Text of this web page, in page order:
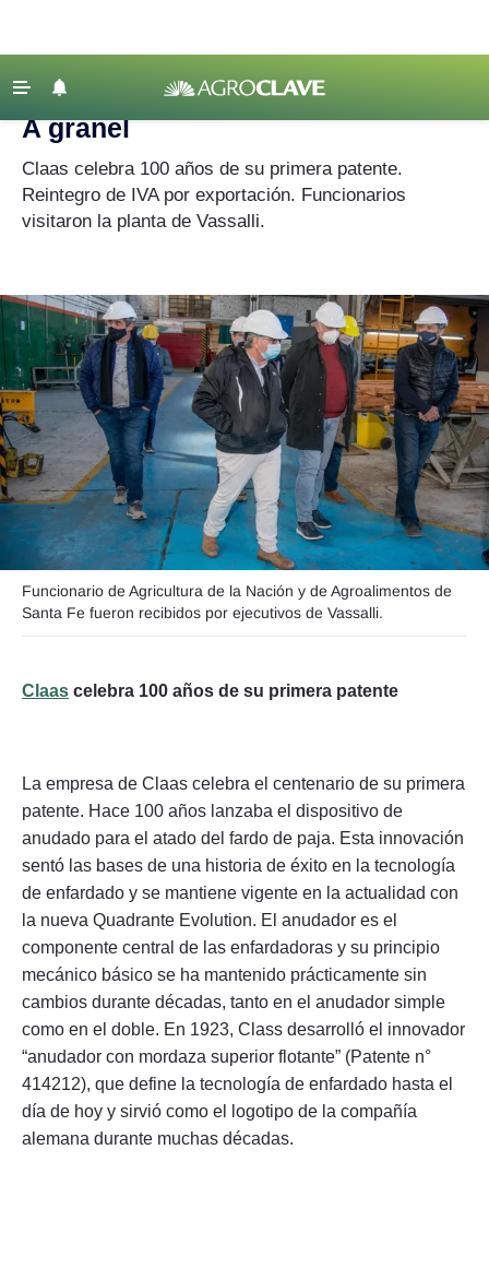
Agricultura
Ganadería
Lechería
Maquinaria agrícola
Agenda
Regionales
Clima
Agronegocios
Mercados
Seguinos
‹ VOLVER
Agroclave Claas
A granel
Claas celebra 100 años de su primera patente.
Reintegro de IVA por exportación. Funcionarios
visitaron la planta de Vassalli.
Funcionario de Agricultura de la Nación y de Agroalimentos de
Santa Fe fueron recibidos por ejecutivos de Vassalli.
Claas celebra 100 años de su primera patente
La empresa de Claas celebra el centenario de su primera
patente. Hace 100 años lanzaba el dispositivo de
anudado para el atado del fardo de paja. Esta innovación
sentó las bases de una historia de éxito en la tecnología
de enfardado y se mantiene vigente en la actualidad con
la nueva Quadrante Evolution. El anudador es el
componente central de las enfardadoras y su principio
mecánico básico se ha mantenido prácticamente sin
cambios durante décadas, tanto en el anudador simple
como en el doble. En 1923, Class desarrolló el innovador
“anudador con mordaza superior flotante” (Patente n°
414212), que define la tecnología de enfardado hasta el
día de hoy y sirvió como el logotipo de la compañía
alemana durante muchas décadas.